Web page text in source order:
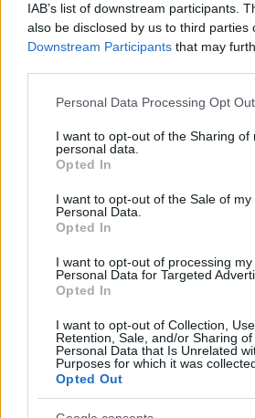
IAB’s list of downstream participants.
also be disclosed by us to third parties
Downstream Participants that may
Please note that this website/app uses
not limited to your visit or usage
grant or deny consent to Google and
use your data for below specified
consent section.
Personal Data Processing Opt
I want to opt-out of the Sharing of
personal data.
Opted In
I want to opt-out of the Sale of my
Personal Data.
Opted In
I want to opt-out of processing my
Personal Data for Targeted
Opted In
I want to opt-out of Collection, Use,
Retention, Sale, and/or Sharing of
Personal Data that Is Unrelated
Purposes for which it was
Opted Out
Mikes Anna és Krausz
fotója tündérmesébe
táncosnő
tündököl
ÉLETMÓD
Mikes Anna és Krausz